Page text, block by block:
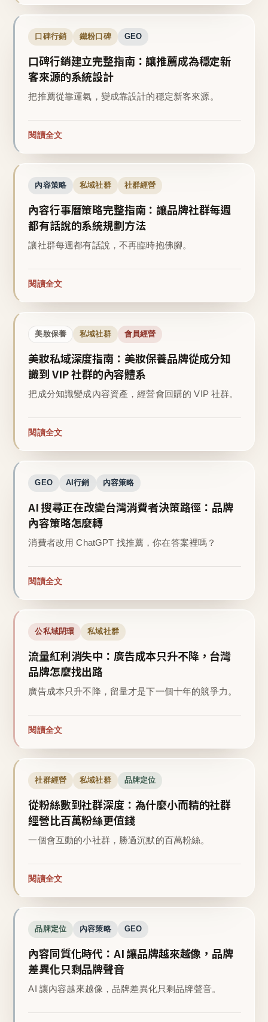
口碑行銷 鐵粉口碑 GEO
口碑行銷建立完整指南：讓推薦成為穩定新
客來源的系統設計
把推薦從靠運氣，變成靠設計的穩定新客來源。
閱讀全文
內容策略 私域社群 社群經營
內容行事曆策略完整指南：讓品牌社群每週
都有話說的系統規劃方法
讓社群每週都有話說，不再臨時抱佛腳。
閱讀全文
美妝保養 私域社群 會員經營
美妝私域深度指南：美妝保養品牌從成分知
識到 VIP 社群的內容體系
把成分知識變成內容資產，經營會回購的 VIP 社群。
閱讀全文
GEO AI行銷 內容策略
AI 搜尋正在改變台灣消費者決策路徑：品牌
內容策略怎麼轉
消費者改用 ChatGPT 找推薦，你在答案裡嗎？
閱讀全文
公私域閉環 私域社群
流量紅利消失中：廣告成本只升不降，台灣
品牌怎麼找出路
廣告成本只升不降，留量才是下一個十年的競爭力。
閱讀全文
社群經營 私域社群 品牌定位
從粉絲數到社群深度：為什麼小而精的社群
經營比百萬粉絲更值錢
一個會互動的小社群，勝過沉默的百萬粉絲。
閱讀全文
品牌定位 內容策略 GEO
內容同質化時代：AI 讓品牌越來越像，品牌
差異化只剩品牌聲音
AI 讓內容越來越像，品牌差異化只剩品牌聲音。